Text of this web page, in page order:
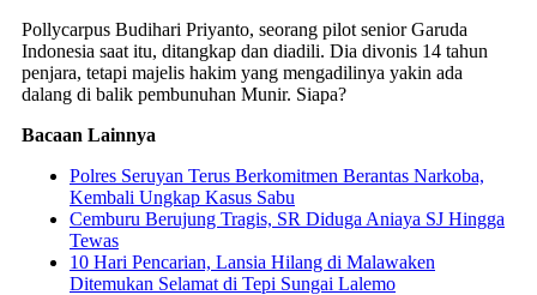
Pollycarpus Budihari Priyanto, seorang pilot senior Garuda
Indonesia saat itu, ditangkap dan diadili. Dia divonis 14 tahun
penjara, tetapi majelis hakim yang mengadilinya yakin ada
dalang di balik pembunuhan Munir. Siapa?
Bacaan Lainnya
Polres Seruyan Terus Berkomitmen Berantas Narkoba,
Kembali Ungkap Kasus Sabu
Cemburu Berujung Tragis, SR Diduga Aniaya SJ Hingga
Tewas
10 Hari Pencarian, Lansia Hilang di Malawaken
Ditemukan Selamat di Tepi Sungai Lalemo